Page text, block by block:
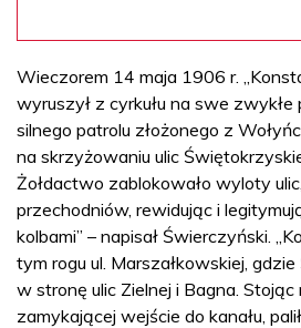
Wieczorem 14 maja 1906 r.
wyruszył z cyrkułu na swe zwykłe
silnego patrolu złożonego z
na skrzyżowaniu ulic
Żołdactwo zablokowało wyloty
przechodniów, rewidując i
kolbami” – napisał Świerczyński.
tym rogu ul. Marszałkowskiej,
w stronę ulic Zielnej i Bagna. Stojąc
zamykającej wejście do kanału,